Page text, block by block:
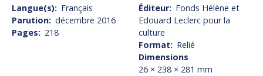
Langue(s)
Français
Parution décembre 2016
Pages
218
Éditeur
Fonds Hélène et
Edouard Leclerc pour la
culture
Format
Relié
Dimensions
26 × 238 × 281 mm